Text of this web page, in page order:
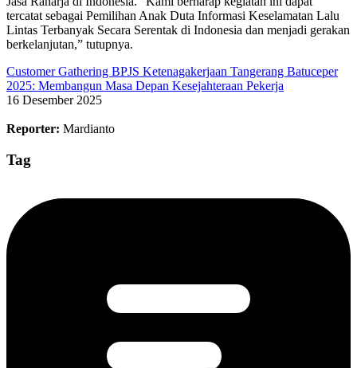
tercatat sebagai Pemilihan Anak Duta Informasi Keselamatan Lalu
Lintas Terbanyak Secara Serentak di Indonesia dan menjadi gerakan
berkelanjutan,” tutupnya.
Customer Gathering BPJS Ketenagakerjaan Tangerang Batuceper
2025: Membangun Masa Depan Kesejahteraan Pekerja
16 Desember 2025
Reporter: Mardianto
Tag